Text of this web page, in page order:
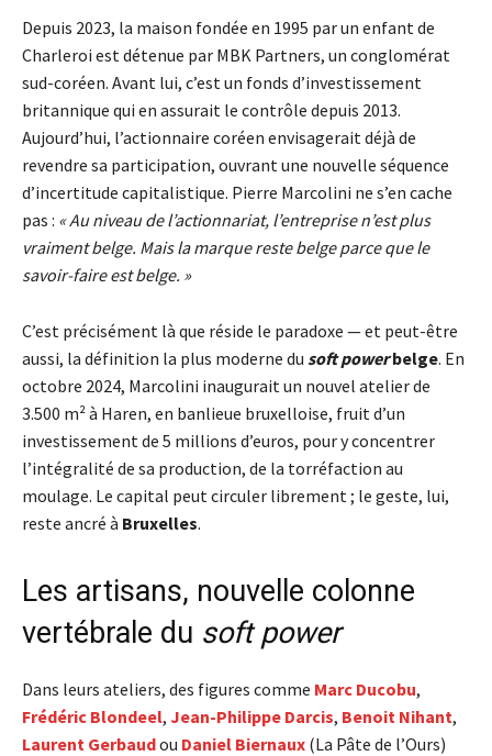
Depuis 2023, la maison fondée en 1995 par un enfant de
Charleroi est détenue par MBK Partners, un conglomérat
sud-coréen. Avant lui, c’est un fonds d’investissement
britannique qui en assurait le contrôle depuis 2013.
Aujourd’hui, l’actionnaire coréen envisagerait déjà de
revendre sa participation, ouvrant une nouvelle séquence
d’incertitude capitalistique. Pierre Marcolini ne s’en cache
pas : « Au niveau de l’actionnariat, l’entreprise n’est plus
vraiment belge. Mais la marque reste belge parce que le
savoir-faire est belge. »
C’est précisément là que réside le paradoxe — et peut-être
aussi, la définition la plus moderne du soft powerbelge. En
octobre 2024, Marcolini inaugurait un nouvel atelier de
3.500 m² à Haren, en banlieue bruxelloise, fruit d’un
investissement de 5 millions d’euros, pour y concentrer
l’intégralité de sa production, de la torréfaction au
moulage. Le capital peut circuler librement ; le geste, lui,
reste ancré à Bruxelles.
Les artisans, nouvelle colonne
vertébrale du soft power
Dans leurs ateliers, des figures comme Marc Ducobu,
Frédéric Blondeel, Jean-Philippe Darcis, Benoit Nihant,
Laurent Gerbaudou Daniel Biernaux (La Pâte de l’Ours)